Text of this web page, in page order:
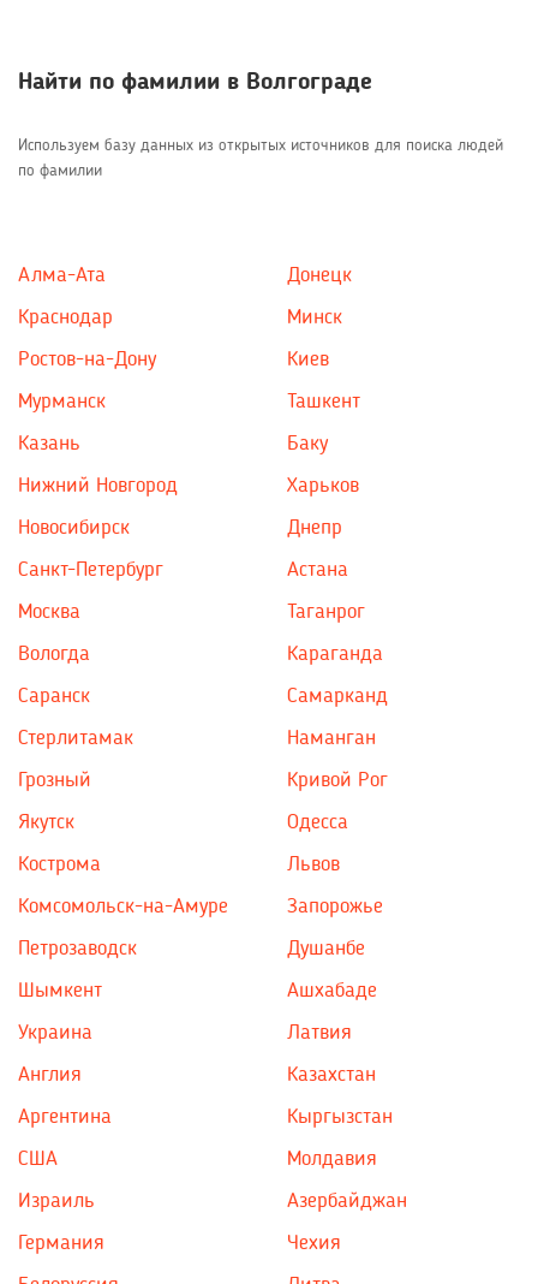
Найти по фамилии в Волгограде
Используем базу данных из открытых источников для поиска людей
по фамилии
Алма-Ата
Краснодар
Ростов-на-Дону
Мурманск
Казань
Нижний Новгород
Новосибирск
Санкт-Петербург
Москва
Донецк
Минск
Киев
Ташкент
Баку
Харьков
Днепр
Астана
Таганрог
Вологда
Саранск
Стерлитамак
Грозный
Якутск
Кострома
Комсомольск-на-Амуре
Петрозаводск
Шымкент
Караганда
Самарканд
Наманган
Кривой Рог
Одесса
Львов
Запорожье
Душанбе
Ашхабаде
Украина
Англия
Аргентина
США
Израиль
Латвия
Казахстан
Кыргызстан
Молдавия
Азербайджан
Германия
Чехия